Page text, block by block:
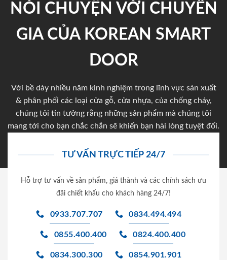
NÓI CHUYỆN VỚI CHUYÊN
GIA CỦA KOREAN SMART
DOOR
Với bề dày nhiều năm kinh nghiệm trong lĩnh vực sản xuất
& phân phối các loại cửa gỗ, cửa nhựa, của chống cháy,
chúng tôi tin tưởng rằng những sản phẩm mà chúng tôi
mang tới cho bạn chắc chắn sẽ khiến bạn hài lòng tuyệt đối.
TƯ VẤN TRỰC TIẾP 24/7
Hỗ trợ tư vấn về sản phẩm, giá thành và các chính sách ưu
đãi chiết khấu cho khách hàng 24/7!
0933.707.707 0834.494.494
0855.400.400 0824.400.400
0834.300.300 0854.901.901